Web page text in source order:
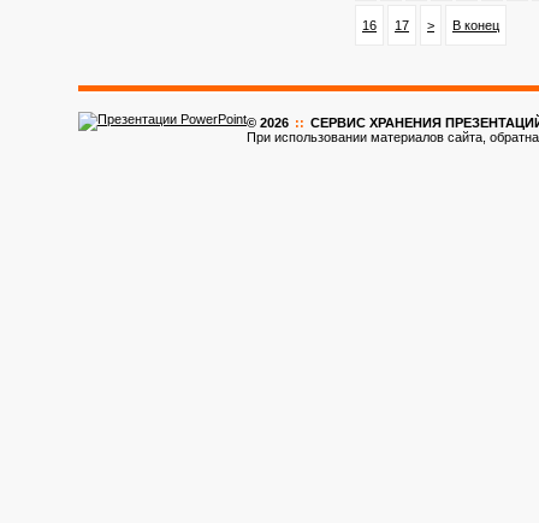
16 17 > В конец
© 2026 :: CЕРВИС ХРАНЕНИЯ ПРЕЗЕНТАЦИЙ
При использовании материалов сайта,